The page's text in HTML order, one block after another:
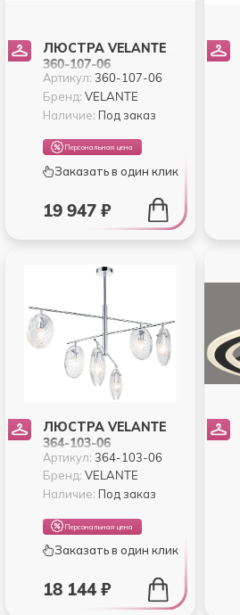
ЛЮСТРА VELANTE
360-107-06
Артикул: 360-107-06
Бренд: VELANTE
Наличие: Под заказ
Персональная цена
Заказать в один клик
19 947 ₽
ЛЮСТРА VELANTE
364-103-06
Артикул: 364-103-06
Бренд: VELANTE
Наличие: Под заказ
Персональная цена
Заказать в один клик
18 144 ₽